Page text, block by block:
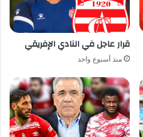
قرار عاجل في النادي الإفريقي
منذ أسبوع واحد